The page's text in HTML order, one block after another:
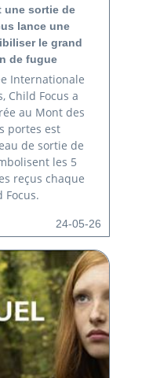
une sortie de
lance une
le grand
de fugue
Internationale
Child Focus a
au Mont des
portes est
de sortie de
les 5
reçus chaque
Focus.
24-05-26